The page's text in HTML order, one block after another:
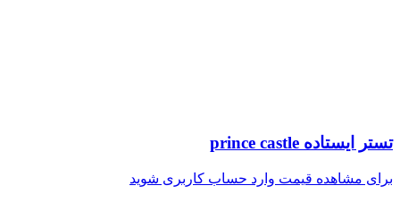
تستر ایستاده prince castle
برای مشاهده قیمت وارد حساب کاربری شوید